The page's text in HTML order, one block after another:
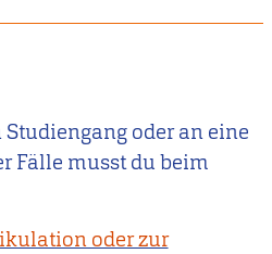
oder an eine
Fälle musst du beim
oder zur